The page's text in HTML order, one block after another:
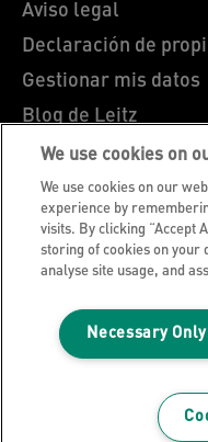
Aviso legal
Declaración de
Gestionar mis datos
Blog de Leitz
Trabaja con nosotros
Servicio al cliente
Guía sobre el
Condiciones de
Mapa del sitio
We use cookies on
We use cookies on our
experience by
visits. By clicking “Accept
storing of cookies on your
analyse site usage, and
Necessary Only